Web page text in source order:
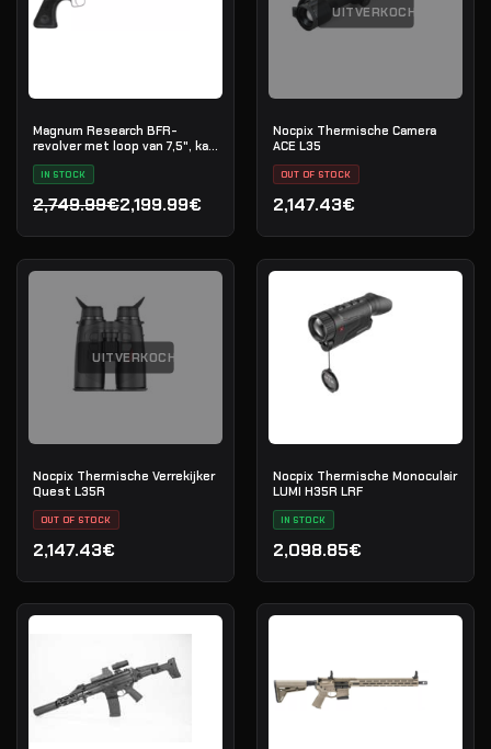
Magnum Research BFR-
revolver met loop van 7,5", kal.
.45-70 Government
IN STOCK
2,749.99€
Oorspronkelijke prijs was: 2,749.99€.
2,199.99€
Huidige prijs is: 2,199.99€.
UITVERKOCHT
Nocpix Thermische Camera
ACE L35
OUT OF STOCK
2,147.43€
UITVERKOCHT
Nocpix Thermische Verrekijker
Quest L35R
OUT OF STOCK
2,147.43€
Nocpix Thermische Monoculair
LUMI H35R LRF
IN STOCK
2,098.85€